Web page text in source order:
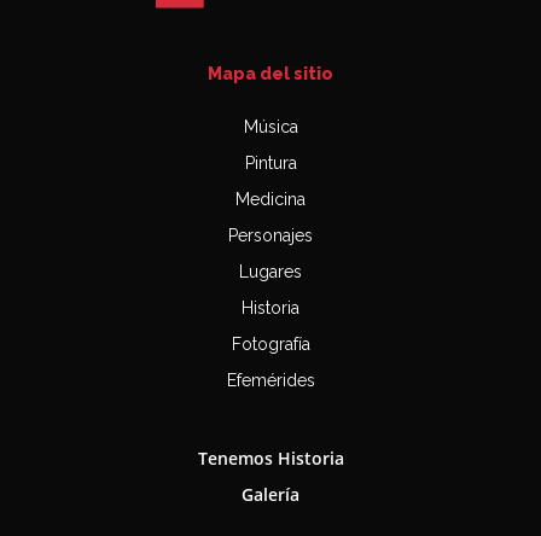
Mapa del sitio
Música
Pintura
Medicina
Personajes
Lugares
Historia
Fotografía
Efemérides
Tenemos Historia
Galería